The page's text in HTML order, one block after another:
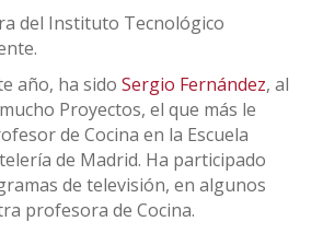
del Instituto Tecnológico
año, ha sido Sergio Fernández, al
Proyectos, el que más le
de Cocina en la Escuela
de Madrid. Ha participado
de televisión, en algunos
profesora de Cocina.